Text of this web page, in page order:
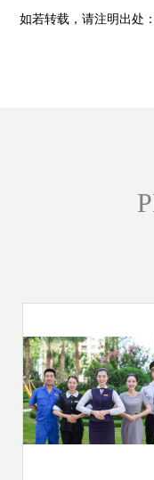
如若转载，请注明出处